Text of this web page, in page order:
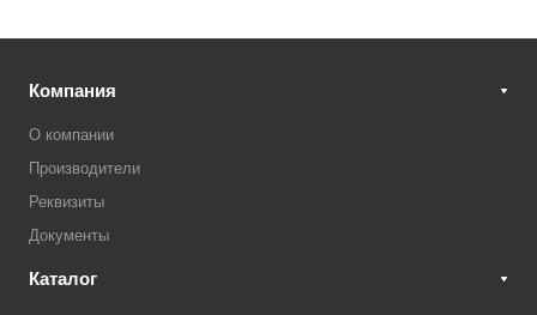
Компания
О компании
Производители
Реквизиты
Документы
Каталог